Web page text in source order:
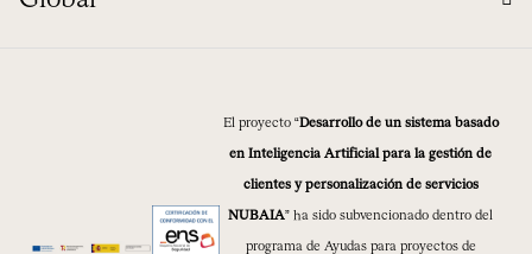
El proyecto “Desarrollo de un sistema basado
en Inteligencia Artificial para la gestión de
clientes y personalización de servicios
NUBAIA” ha sido subvencionado dentro del
programa de Ayudas para proyectos de